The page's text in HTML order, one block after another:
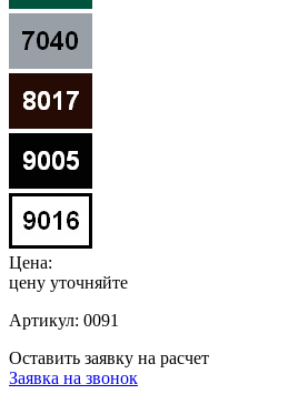
Цена:
цену уточняйте
Артикул: 0091
Оставить заявку на расчет
Заявка на звонок